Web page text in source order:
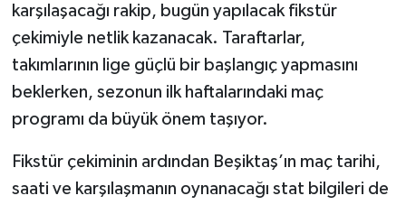
karşılaşacağı rakip, bugün yapılacak fikstür
çekimiyle netlik kazanacak. Taraftarlar,
takımlarının lige güçlü bir başlangıç yapmasını
beklerken, sezonun ilk haftalarındaki maç
programı da büyük önem taşıyor.
Fikstür çekiminin ardından Beşiktaş’ın maç tarihi,
saati ve karşılaşmanın oynanacağı stat bilgileri de